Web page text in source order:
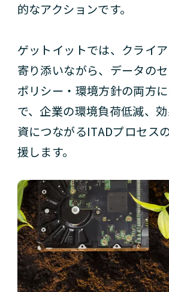
的なアクションです。
ゲットイットでは、クライ
寄り添いながら、データの
ポリシー・環境方針の両方
で、企業の環境負荷低減、
資につながるITADプロセス
援します。